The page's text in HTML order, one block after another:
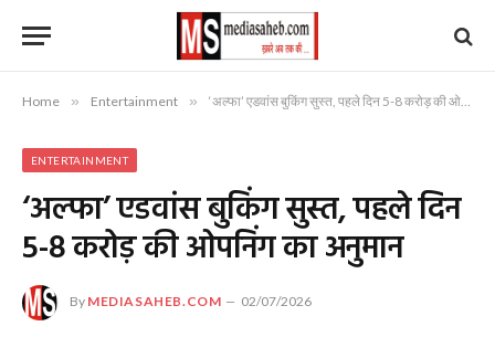
Home » Entertainment » ‘अल्फा’ एडवांस बुकिंग सुस्त, पहले दिन 5-8 करोड़ की ओपनिंग का अनुमान
ENTERTAINMENT
‘अल्फा’ एडवांस बुकिंग सुस्त, पहले दिन
5-8 करोड़ की ओपनिंग का अनुमान
By MEDIASAHEB.COM 02/07/2026